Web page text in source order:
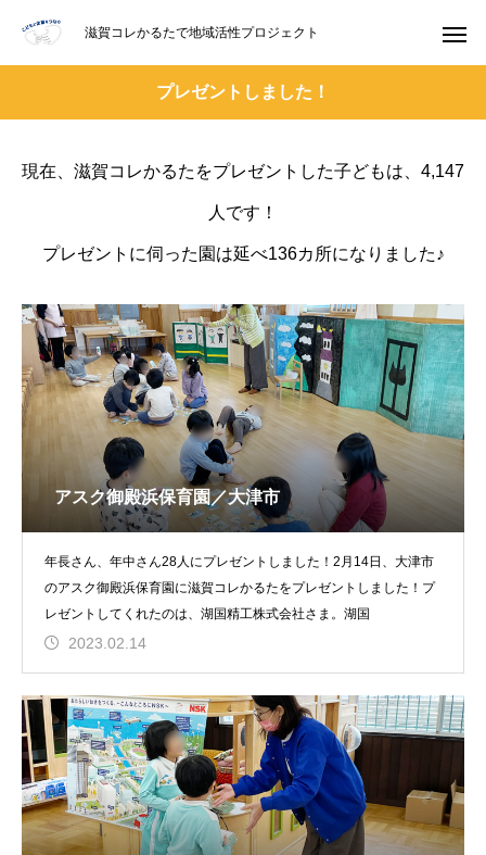
滋賀コレかるたで地域活性プロジェクト
プレゼントしました！
現在、滋賀コレかるたをプレゼントした子どもは、4,147
人です！
プレゼントに伺った園は延べ136カ所になりました♪
アスク御殿浜保育園／大津市
年長さん、年中さん28人にプレゼントしました！2月14日、大津市
のアスク御殿浜保育園に滋賀コレかるたをプレゼントしました！プ
レゼントしてくれたのは、湖国精工株式会社さま。湖国
2023.02.14